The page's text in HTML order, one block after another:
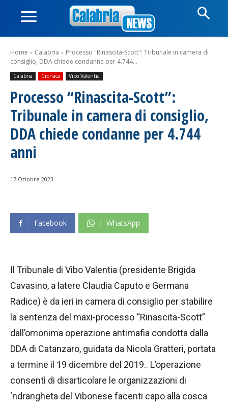
Home Calabria
Processo "Rinascita-Scott": Tribunale in camera di
consiglio, DDA chiede condanne per 4.744...
Calabria Cronaca Vibo Valentia
Processo “Rinascita-Scott”:
Tribunale in camera di consiglio,
DDA chiede condanne per 4.744
anni
17 Ottobre 2023
Facebook WhatsApp
Il Tribunale di Vibo Valentia (presidente Brigida
Cavasino, a latere Claudia Caputo e Germana
Radice) è da ieri in camera di consiglio per stabilire
la sentenza del maxi-processo “Rinascita-Scott”
dall’omonima operazione antimafia condotta dalla
DDA di Catanzaro, guidata da Nicola Gratteri, portata
a termine il 19 dicembre del 2019.. L’operazione
consentì di disarticolare le organizzazioni di
‘ndrangheta del Vibonese facenti capo alla cosca